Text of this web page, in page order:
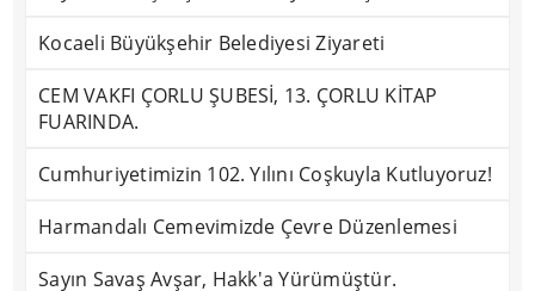
Kocaeli Büyükşehir Belediyesi Ziyareti
CEM VAKFI ÇORLU ŞUBESİ, 13. ÇORLU KİTAP
FUARINDA.
Cumhuriyetimizin 102. Yılını Coşkuyla Kutluyoruz!
Harmandalı Cemevimizde Çevre Düzenlemesi
Sayın Savaş Avşar, Hakk'a Yürümüştür.